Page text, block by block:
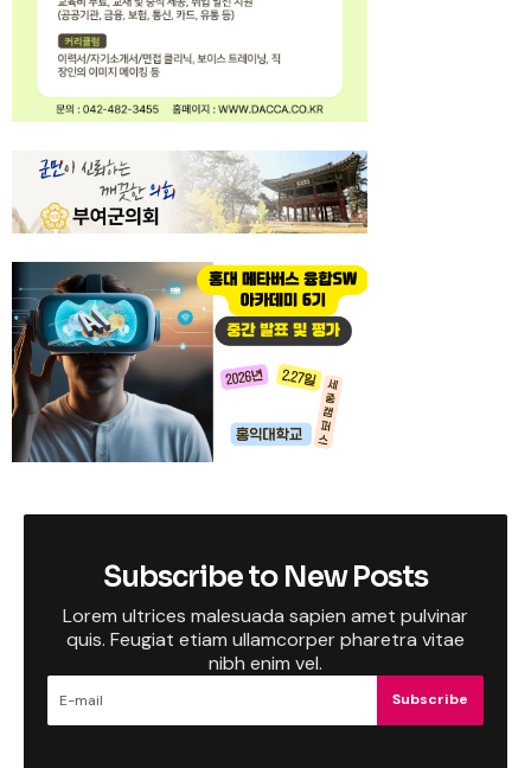
Subscribe to New Posts
Lorem ultrices malesuada sapien amet pulvinar
quis. Feugiat etiam ullamcorper pharetra vitae
nibh enim vel.
Subscribe